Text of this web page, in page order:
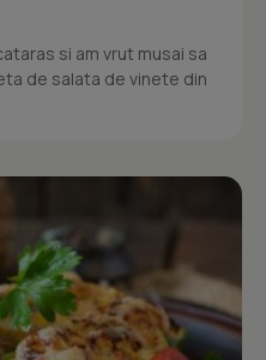
si am vrut musai sa
de salata de vinete din